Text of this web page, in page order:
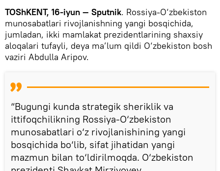
TOShKENT, 16-iyun — Sputnik. Rossiya-O‘zbekiston
munosabatlari rivojlanishning yangi bosqichida,
jumladan, ikki mamlakat prezidentlarining shaxsiy
aloqalari tufayli, deya ma’lum qildi O‘zbekiston bosh
vaziri Abdulla Aripov.
“Bugungi kunda strategik sheriklik va
ittifoqchilikning Rossiya-O‘zbekiston
munosabatlari o‘z rivojlanishining yangi
bosqichida bo‘lib, sifat jihatidan yangi
mazmun bilan to‘ldirilmoqda. O‘zbekiston